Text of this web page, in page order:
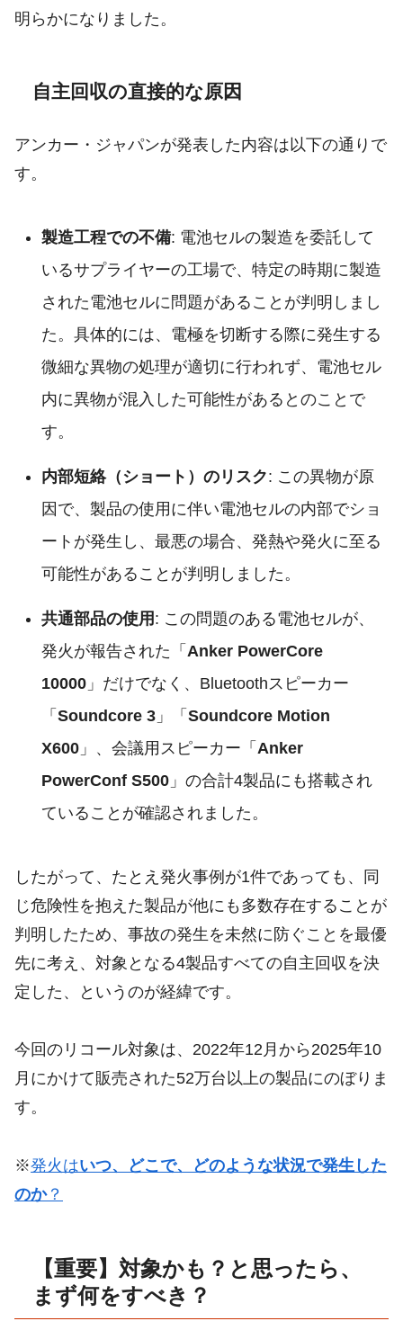
明らかになりました。
自主回収の直接的な原因
アンカー・ジャパンが発表した内容は以下の通りで
す。
製造工程での不備: 電池セルの製造を委託して
いるサプライヤーの工場で、特定の時期に製造
された電池セルに問題があることが判明しまし
た。具体的には、電極を切断する際に発生する
微細な異物の処理が適切に行われず、電池セル
内に異物が混入した可能性があるとのことで
す。
内部短絡（ショート）のリスク: この異物が原
因で、製品の使用に伴い電池セルの内部でショ
ートが発生し、最悪の場合、発熱や発火に至る
可能性があることが判明しました。
共通部品の使用 : この問題のある電池セルが、
発火が報告された「 Anker PowerCore
10000」だけでなく、Bluetoothスピーカー
「 Soundcore 3」「 Soundcore Motion
X600」、会議用スピーカー「 Anker
PowerConf S500」の合計4製品にも搭載され
ていることが確認されました。
したがって、たとえ発火事例が1件であっても、同
じ危険性を抱えた製品が他にも多数存在することが
判明したため、事故の発生を未然に防ぐことを最優
先に考え、対象となる4製品すべての自主回収を決
定した、というのが経緯です。
今回のリコール対象は、2022年12月から2025年10
月にかけて販売された52万台以上の製品にのぼりま
す。
※発火はいつ、どこで、どのような状況で発生した
のか？
【重要】対象かも？と思ったら、
まず何をすべき？